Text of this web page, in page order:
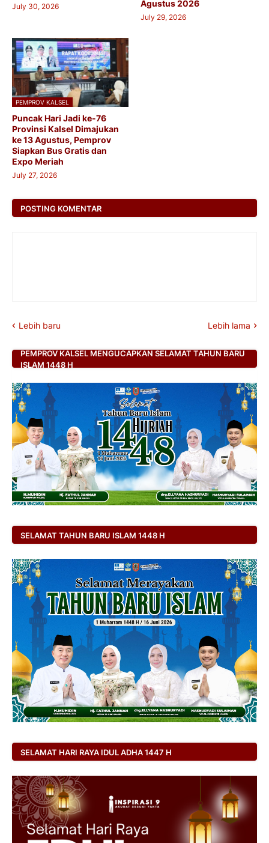
July 30, 2026
Agustus 2026
July 29, 2026
PEMPROV KALSEL
Puncak Hari Jadi ke-76
Provinsi Kalsel Dimajukan
ke 13 Agustus, Pemprov
Siapkan Bus Gratis dan
Expo Meriah
July 27, 2026
POSTING KOMENTAR
Lebih baru Lebih lama
PEMPROV KALSEL MENGUCAPKAN SELAMAT TAHUN BARU
ISLAM 1448 H
SELAMAT TAHUN BARU ISLAM 1448 H
SELAMAT HARI RAYA IDUL ADHA 1447 H